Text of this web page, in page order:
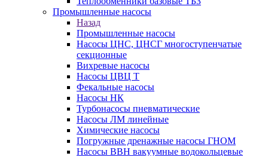
Промышленные насосы
Назад
Промышленные насосы
Насосы ЦНС, ЦНСГ многоступенчатые
секционные
Вихревые насосы
Насосы ЦВЦ Т
Фекальные насосы
Насосы НК
Турбонасосы пневматические
Насосы ЛМ линейные
Химические насосы
Погружные дренажные насосы ГНОМ
Насосы ВВН вакуумные водокольцевые